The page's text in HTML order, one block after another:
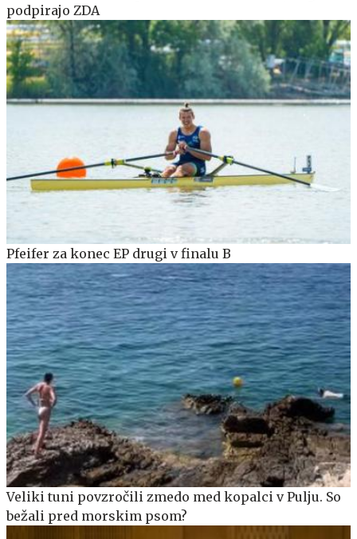
podpirajo ZDA
Pfeifer za konec EP drugi v finalu B
Veliki tuni povzročili zmedo med kopalci v Pulju. So
bežali pred morskim psom?